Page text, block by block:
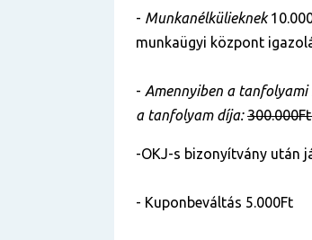
- Munkanélkülieknek
munkaügyi központ
- Amennyiben a tanfolyami
a tanfolyam díja:
-OKJ-s bizonyítvány után
- Kuponbeváltás 5.000Ft